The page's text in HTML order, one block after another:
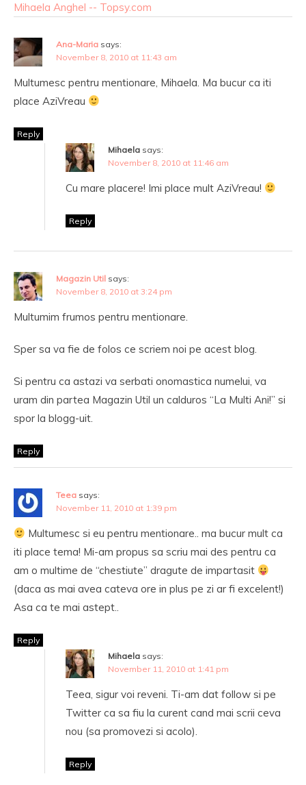
Mihaela Anghel -- Topsy.com
Ana-Maria says:
November 8, 2010 at 11:43 am
Multumesc pentru mentionare, Mihaela. Ma bucur ca iti
place AziVreau
Reply
Mihaela says:
November 8, 2010 at 11:46 am
Cu mare placere! Imi place mult AziVreau!
Reply
Magazin Util says:
November 8, 2010 at 3:24 pm
Multumim frumos pentru mentionare.
Sper sa va fie de folos ce scriem noi pe acest blog.
Si pentru ca astazi va serbati onomastica numelui, va
uram din partea Magazin Util un calduros “La Multi Ani!” si
spor la blogg-uit.
Reply
Teea says:
November 11, 2010 at 1:39 pm
Multumesc si eu pentru mentionare.. ma bucur mult ca
iti place tema! Mi-am propus sa scriu mai des pentru ca
am o multime de “chestiute” dragute de impartasit
(daca as mai avea cateva ore in plus pe zi ar fi excelent!)
Asa ca te mai astept..
Reply
Mihaela says:
November 11, 2010 at 1:41 pm
Teea, sigur voi reveni. Ti-am dat follow si pe
Twitter ca sa fiu la curent cand mai scrii ceva
nou (sa promovezi si acolo).
Reply